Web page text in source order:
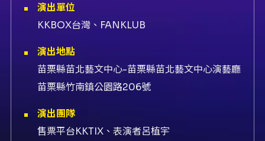
演出單位
KKBOX台灣、FANKLUB
演出地點
苗栗縣苗北藝文中心-苗栗縣苗北藝文中心演藝廳
苗栗縣竹南鎮公園路206號
演出團隊
售票平台KKTIX、表演者呂植宇